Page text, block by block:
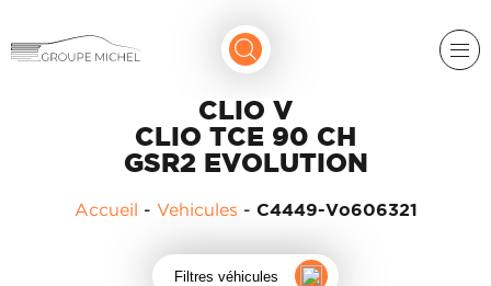
RENAULT
CLIO V
CLIO TCE 90 CH
GSR2 EVOLUTION
Accueil - Vehicules - C4449-Vo606321
Filtres véhicules